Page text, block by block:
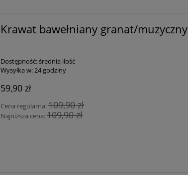
Krawat bawełniany granat/muzyczny
Dostępność:średnia ilość
Wysyłka w:24 godziny
59,90 zł
Cena regularna:109,90 zł
Najniższa cena:109,90 zł